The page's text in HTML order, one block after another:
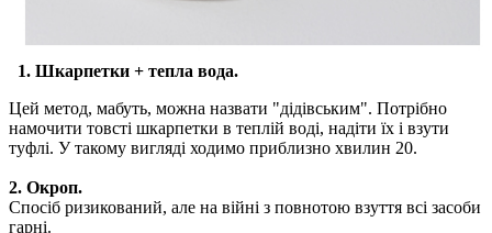
1. Шкарпетки + тепла вода.
Цей метод, мабуть, можна назвати "дідівським". Потрібно
намочити товсті шкарпетки в теплій воді, надіти їх і взути
туфлі. У такому вигляді ходимо приблизно хвилин 20.
2. Окроп.
Спосіб ризикований, але на війні з повнотою взуття всі засоби
гарні.